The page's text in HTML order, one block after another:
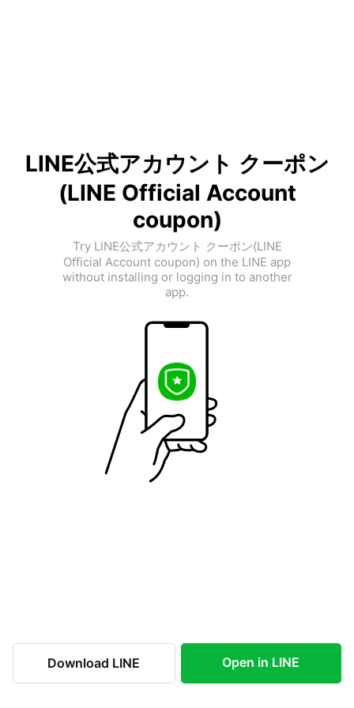
LINE公式アカウント クーポン
(LINE Official Account
coupon)
Try LINE公式アカウント クーポン(LINE
Official Account coupon) on the LINE app
without installing or logging in to another
app.
Download LINE Open in LINE